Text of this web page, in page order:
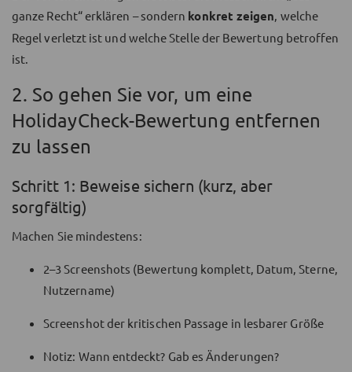
ganze Recht“ erklären – sondern konkret zeigen, welche
Regel verletzt ist und welche Stelle der Bewertung betroffen
ist.
2. So gehen Sie vor, um eine
HolidayCheck-Bewertung entfernen
zu lassen
Schritt 1: Beweise sichern (kurz, aber
sorgfältig)
Machen Sie mindestens:
2–3 Screenshots (Bewertung komplett, Datum, Sterne,
Nutzername)
Screenshot der kritischen Passage in lesbarer Größe
Notiz: Wann entdeckt? Gab es Änderungen?